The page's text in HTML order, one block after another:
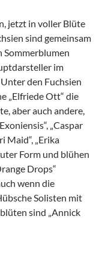
jetzt in voller Blüte
sind gemeinsam
Sommerblumen
im
den Fuchsien
„Elfriede Ott“ die
aber auch andere,
„Caspar
Maid“, „Erika
Form und blühen
Drops“
wenn die
Solisten mit
sind „Annick